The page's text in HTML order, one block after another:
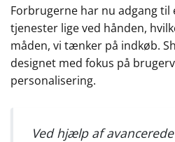
Forbrugerne har nu adgang
tjenester lige ved hånden,
måden, vi tænker på indkøb.
designet med fokus på
personalisering.
Ved hjælp af